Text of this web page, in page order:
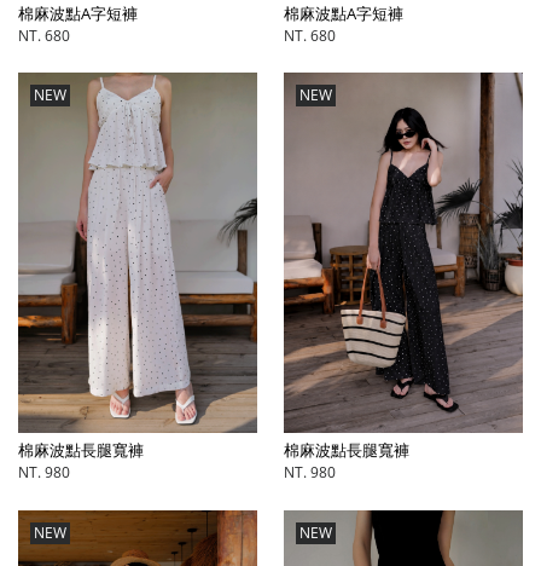
棉麻波點A字短褲
NT. 680
棉麻波點A字短褲
NT. 680
NEW
棉麻波點長腿寬褲
NT. 980
NEW
棉麻波點長腿寬褲
NT. 980
NEW NEW